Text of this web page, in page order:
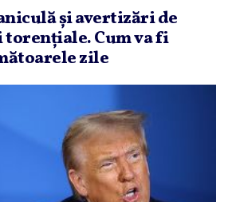
şi avertizări de
Cum va fi
zile